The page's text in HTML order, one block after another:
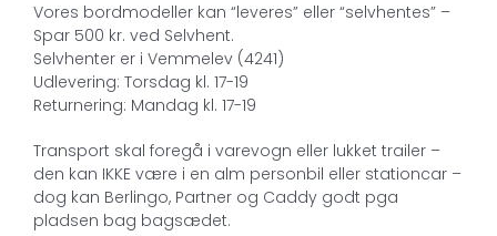
Vores bordmodeller kan “leveres” eller “selvhentes” –
Spar 500 kr. ved Selvhent.
Selvhenter er i Vemmelev (4241)
Udlevering: Torsdag kl. 17-19
Returnering: Mandag kl. 17-19
Transport skal foregå i varevogn eller lukket trailer –
den kan IKKE være i en alm personbil eller stationcar –
dog kan Berlingo, Partner og Caddy godt pga
pladsen bag bagsædet.